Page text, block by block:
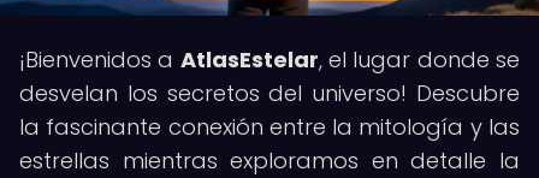
¡Bienvenidos a AtlasEstelar, el lugar donde se
desvelan los secretos del universo! Descubre
la fascinante conexión entre la mitología y las
estrellas mientras exploramos en detalle la